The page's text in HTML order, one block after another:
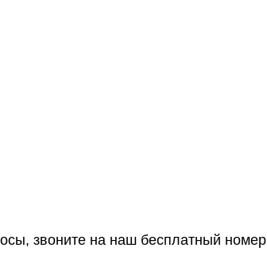
звоните на наш бесплатный номер